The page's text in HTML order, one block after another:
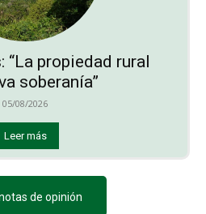
“La propiedad rural
soberanía”
05/08/2026
Leer más
de opinión